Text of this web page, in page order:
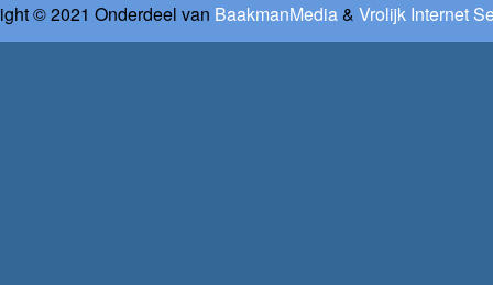
© 2021 Onderdeel van BaakmanMedia& Vrolijk Internet